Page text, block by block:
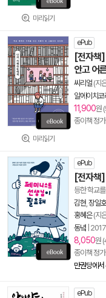
미리읽기
미리읽기
ePub
[전자책]
안고 어
씨리얼 (지
알에이치
11,900원
종이책 정가
ePub
[전자책]
등한 학교
김현 장일호
홍혜은(지
동녘
8,050원
종이책 정가
만권당에서
ePub